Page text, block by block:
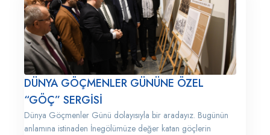
DÜNYA GÖÇMENLER GÜNÜNE ÖZEL
“GÖÇ” SERGİSİ
Dünya Göçmenler Günü dolayısıyla bir aradayız. Bugünün
anlamına istinaden İnegölümüze değer katan göçlerin